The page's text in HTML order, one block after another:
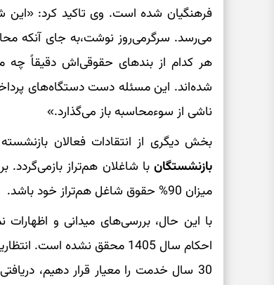
فرهنگیان شده است. وی تاکید کرد: «این
می‌رسد. سرگرمی‌روز نوشت،به جای آنکه
هر کدام از بندهای حقوقی‌اش دقیقاً چه
شده‌اند. این مسئله دست دستگاه‌های
ناشی از سوءمحاسبه باز می‌گذارد.»
بخش دیگری از انتقادات فعالان
بازنشستگان با شاغلان هم‌تراز
میزان 90% حقوق شاغل هم‌تراز خود باشد.
با این حال، بررسی‌های میدانی و
احکام سال 1405 محقق نشده